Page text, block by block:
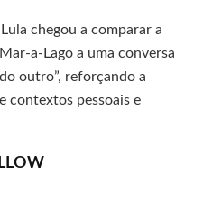
chegou a comparar a
a-Lago a uma conversa
outro”, reforçando a
contextos pessoais e